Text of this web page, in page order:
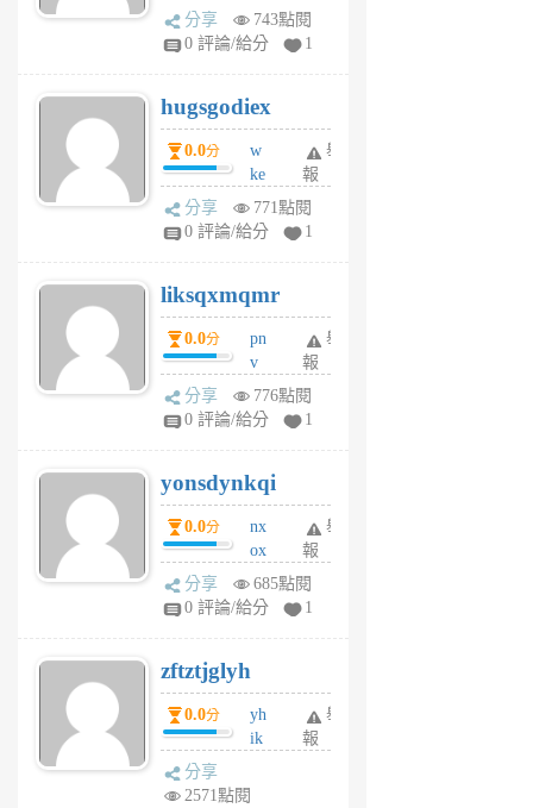
k
m
6
個
月
前
分享
743點閱
0 評論/給分
1
hugsgodiex
0.0分
w
ke
rv
pj
6
個
月
前
舉
報
分享
771點閱
0 評論/給分
1
liksqxmqmr
0.0分
pn
v
wt
sv
6
個
月
前
舉
報
分享
776點閱
0 評論/給分
1
yonsdynkqi
0.0分
nx
ox
rh
pe
月
前
舉
報
分享
685點閱
0 評論/給分
1
zftztjglyh
0.0分
yh
ik
舉
報
分享
2571點閱